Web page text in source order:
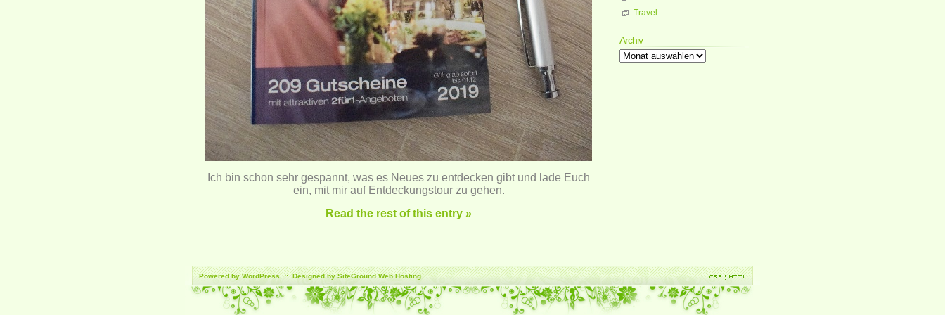
Ich bin schon sehr gespannt, was es Neues zu entdecken gibt und lade Euch
ein, mit mir auf Entdeckungstour zu gehen.
Read the rest of this entry »
Travel
Archiv
Archiv
Powered byWordPress.::. Designed by SiteGroundWeb Hosting